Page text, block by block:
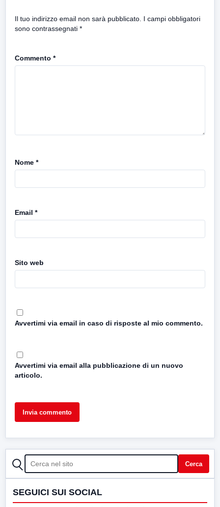
Il tuo indirizzo email non sarà pubblicato. I campi obbligatori
sono contrassegnati *
Commento *
Nome *
Email *
Sito web
Avvertimi via email in caso di risposte al mio commento.
Avvertimi via email alla pubblicazione di un nuovo
articolo.
CERCA Cerca
SEGUICI SUI SOCIAL